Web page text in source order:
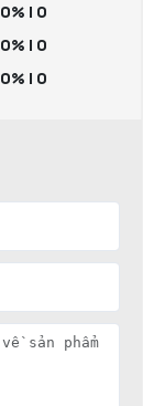
0% | 0
0% | 0
0% | 0